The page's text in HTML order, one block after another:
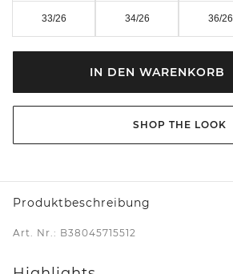
33/26 34/26 36/26
IN DEN WARENKORB
SHOP THE LOOK
Produktbeschreibung
Art. Nr.: B38045715512